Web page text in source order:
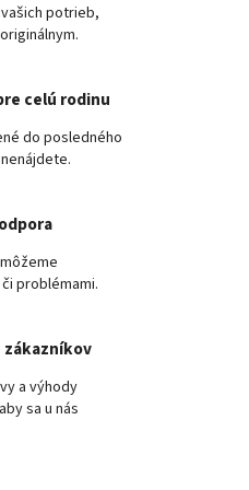
potrieb,
celú rodinu
do posledného
problémami.
zákazníkov
a výhody
sa u nás